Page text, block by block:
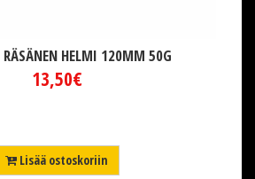
RÄSÄNEN HELMI 120MM 50G
13,50€
Lisää ostoskoriin